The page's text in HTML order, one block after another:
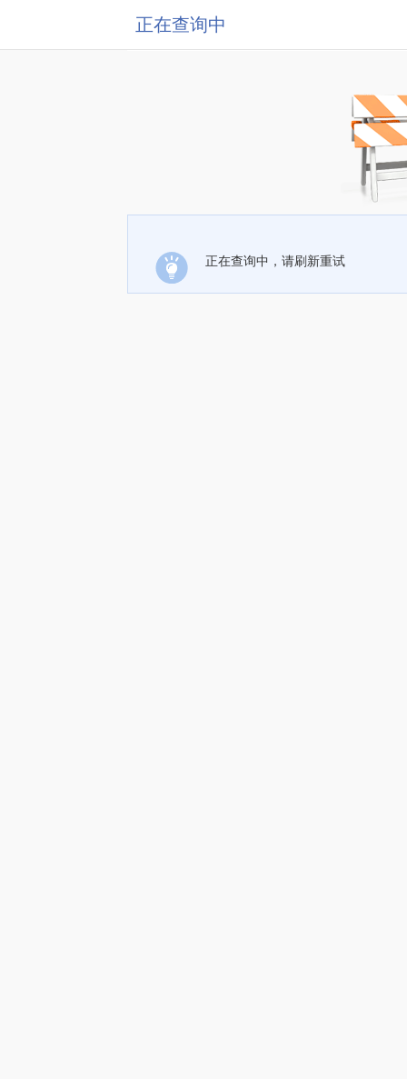
正在查询中
正在查询中，请刷新重试